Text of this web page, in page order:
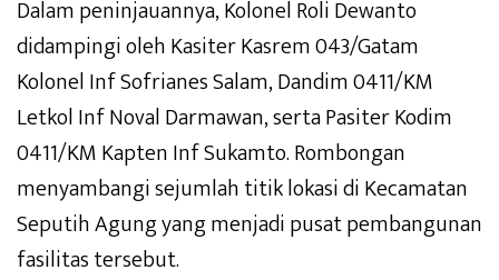
Dalam peninjauannya, Kolonel Roli Dewanto
didampingi oleh Kasiter Kasrem 043/Gatam
Kolonel Inf Sofrianes Salam, Dandim 0411/KM
Letkol Inf Noval Darmawan, serta Pasiter Kodim
0411/KM Kapten Inf Sukamto. Rombongan
menyambangi sejumlah titik lokasi di Kecamatan
Seputih Agung yang menjadi pusat pembangunan
fasilitas tersebut.